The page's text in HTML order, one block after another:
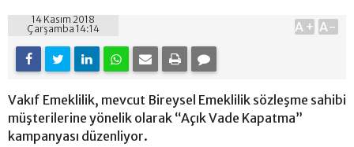
14 Kasım 2018
Çarşamba 14:14
A+ A-
Vakıf Emeklilik, mevcut Bireysel Emeklilik sözleşme sahibi
müşterilerine yönelik olarak “Açık Vade Kapatma”
kampanyası düzenliyor.